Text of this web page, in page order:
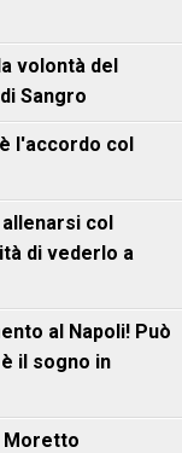
volontà del
Sangro
l'accordo col
col
di vederlo a
al Napoli! Può
il sogno in
Moretto